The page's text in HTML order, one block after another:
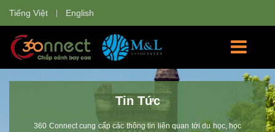
Tiếng Việt English
Học Bổng
360 Connect tự hào là nơi cung cấp các thông tin về các